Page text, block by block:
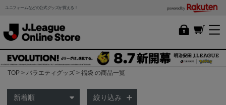
ユニフォームなどの公式グッズが買える！ powered by
TOP バラエティグッズ 福袋 の商品一覧
絞り込み